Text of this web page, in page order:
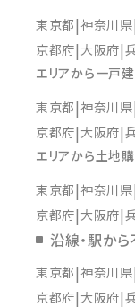
東京都 神奈川県
京都府 大阪府
エリアから一戸
東京都 神奈川県
京都府 大阪府
エリアから土地
東京都 神奈川県
京都府 大阪府
沿線・駅か
東京都 神奈川県
京都府 大阪府